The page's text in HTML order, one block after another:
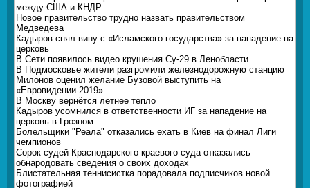
между США и КНДР
Новое правительство трудно назвать правительством
Медведева
Кадыров снял вину с «Исламского государства» за нападение на
церковь
В Сети появилось видео крушения Су-29 в Ленобласти
В Подмосковье жители разгромили железнодорожную станцию
Милонов оценил желание Бузовой выступить на
«Евровидении-2019»
В Москву вернётся летнее тепло
Кадыров усомнился в ответственности ИГ за нападение на
церковь в Грозном
Болельщики "Реала" отказались ехать в Киев на финал Лиги
чемпионов
Сорок судей Краснодарского краевого суда отказались
обнародовать сведения о своих доходах
Блистательная теннисистка порадовала подписчиков новой
фотографией